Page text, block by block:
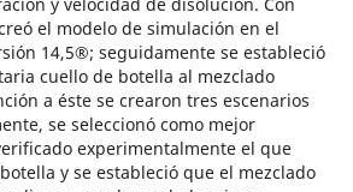
el modelo de simulación en el
14,5®; seguidamente se estableció
cuello de botella al mezclado
a éste se crearon tres escenarios
se seleccionó como mejor
experimentalmente el que
y se estableció que el mezclado